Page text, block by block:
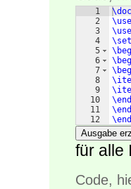
1
2
3
4
5
6
7
8
9
10
11
12
\end
\end
\end
Ausgabe
für alle
Code,